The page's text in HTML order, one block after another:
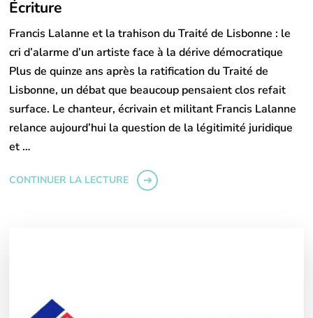
Écriture
Francis Lalanne et la trahison du Traité de Lisbonne : le
cri d’alarme d’un artiste face à la dérive démocratique
Plus de quinze ans après la ratification du Traité de
Lisbonne, un débat que beaucoup pensaient clos refait
surface. Le chanteur, écrivain et militant Francis Lalanne
relance aujourd’hui la question de la légitimité juridique
et …
CONTINUER LA LECTURE